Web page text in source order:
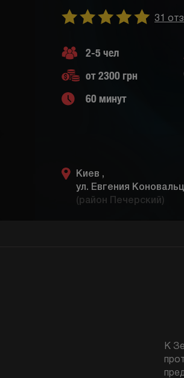
31
2-5 чел
от 2300 грн
60 минут
Киев ,
ул. Евгения
(район Печерский)
К